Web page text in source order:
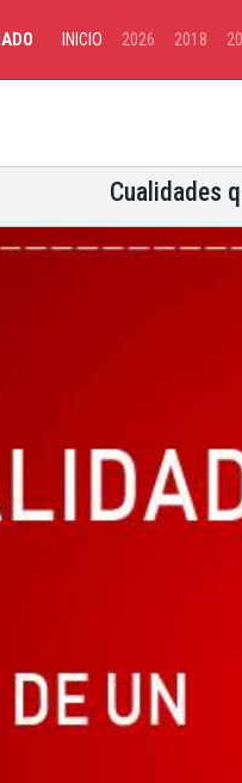
INICIO 2026 2018
Cualidades